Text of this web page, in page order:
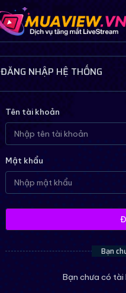
ĐĂNG NHẬP HỆ THỐNG
Tên tài khoản
Mật khẩu
Bạn
Bạn chưa có tài